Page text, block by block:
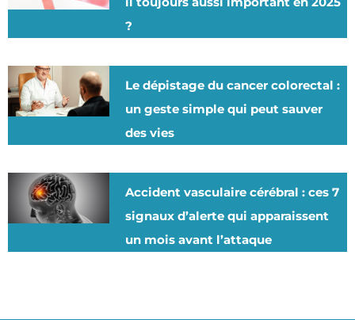
?
Le dépistage du cancer colorectal :
un geste simple qui peut sauver
des vies
Accident vasculaire cérébral : ces 7
signaux d’alerte qui apparaissent
un mois avant l’attaque